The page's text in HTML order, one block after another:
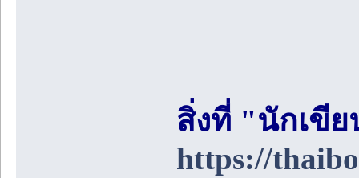
สิ่งที่ "นักเขี
https://